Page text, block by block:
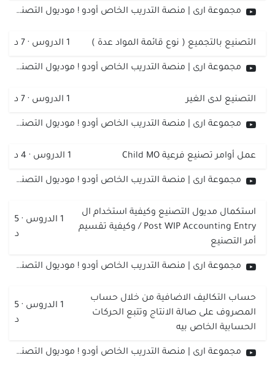
مجموعة ارى | منصة التدريب الخاص أودو ! موديول التصنيع | تصنيع المنتج على 3 مراحل
التصنيع بالتجميع ( نوع قائمة المواد عدة ) 1 الدروس · 7 د
مجموعة ارى | منصة التدريب الخاص أودو ! موديول التصنيع | التصنيع بالتجميع (نوع قائمة المواد عدة)
التصنيع لدى الغير 1 الدروس · 7 د
مجموعة ارى | منصة التدريب الخاص أودو ! موديول التصنيع | التصنيع لدى الغير
عمل أوامر تصنيع فرعية Child MO 1 الدروس · 4 د
مجموعة ارى | منصة التدريب الخاص أودو ! موديول التصنيع | التصنيع عمل أوامر تصنيع فرعية Child MO
استكمال مديول التصنيع وكيفية استخدام ال
Post WIP Accounting Entry / وكيفية تقسيم
أمر التصنيع
1 الدروس ·
5
د
مجموعة ارى | منصة التدريب الخاص أودو ! موديول التصنيع | كيفية استخدام ال Post WIP Accounting Entry
حساب التكاليف الاضافية من خلال حساب
المصروف على صالة الانتاج وتتبع الحركات
الحسابية الخاص بيه
1 الدروس ·
5
د
مجموعة ارى | منصة التدريب الخاص أودو ! موديول التصنيع| حساب التكاليف الإضافية وتتبع الحركات الحسابية